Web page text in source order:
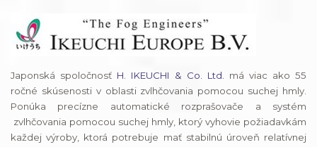
Japonská spoločnosť H. IKEUCHI & Co. Ltd. má viac ako 55
ročné skúsenosti v oblasti zvlhčovania pomocou suchej hmly.
Ponúka precízne automatické rozprašovače a systém
zvlhčovania pomocou suchej hmly, ktorý vyhovie požiadavkám
každej výroby, ktorá potrebuje mať stabilnú úroveň relatívnej